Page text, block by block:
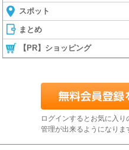
スポット
まとめ
【PR】ショッピング
ログインするとお気に入
管理が出来るようになりま